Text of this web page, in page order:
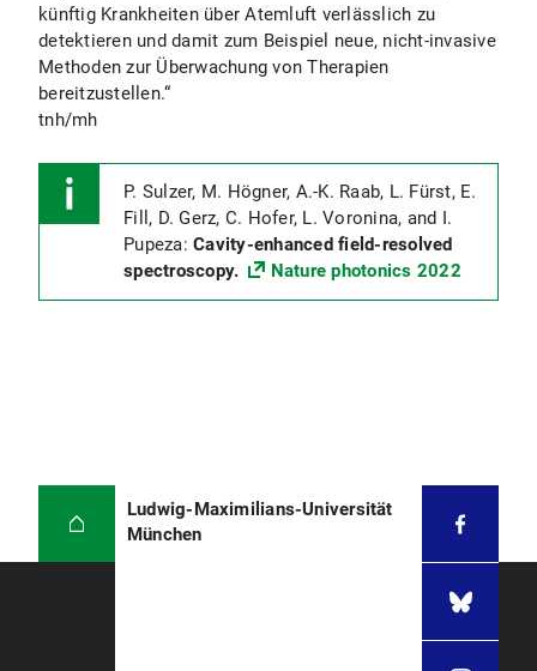
künftig Krankheiten über Atemluft verlässlich zu
detektieren und damit zum Beispiel neue, nicht-invasive
Methoden zur Überwachung von Therapien
bereitzustellen.“
tnh/mh
P. Sulzer, M. Högner, A.-K. Raab, L. Fürst, E.
Fill, D. Gerz, C. Hofer, L. Voronina, and I.
Pupeza: Cavity-enhanced field-resolved
spectroscopy.
Nature photonics 2022
Ludwig-Maximilians-Universität
München